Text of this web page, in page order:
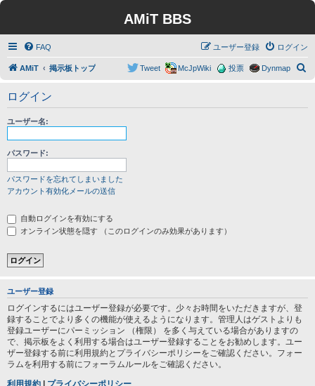
AMiT BBS
FAQ ログイン
ユーザー登録
AMiT 掲示板トップ Dynmap
投票
McJpWiki
Tweet
ログイン
ユーザー名:
パスワード:
パスワードを忘れてしまいました
アカウント有効化メールの送信
自動ログインを有効にする
オンライン状態を隠す （このログインのみ効果があります）
ユーザー登録
ログインするにはユーザー登録が必要です。少々お時間をいただきますが、登
録することでより多くの機能が使えるようになります。管理人はゲストよりも
登録ユーザーにパーミッション （権限） を多く与えている場合がありますの
で、掲示板をよく利用する場合はユーザー登録することをお勧めします。ユー
ザー登録する前に利用規約とプライバシーポリシーをご確認ください。フォー
ラムを利用する前にフォーラムルールをご確認ください。
利用規約 | プライバシーポリシー